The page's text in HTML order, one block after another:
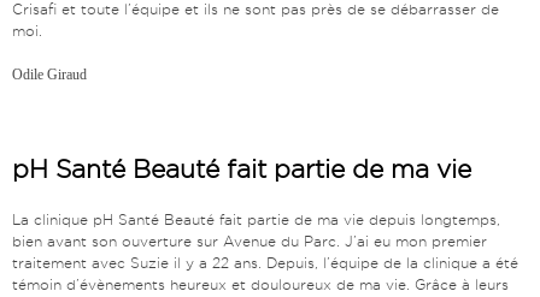
Crisafi et toute l’équipe et ils ne sont pas près de se débarrasser de
moi.
Odile Giraud
pH Santé Beauté fait partie de ma vie
La clinique pH Santé Beauté fait partie de ma vie depuis longtemps,
bien avant son ouverture sur Avenue du Parc. J’ai eu mon premier
traitement avec Suzie il y a 22 ans. Depuis, l’équipe de la clinique a été
témoin d’évènements heureux et douloureux de ma vie. Grâce à leurs